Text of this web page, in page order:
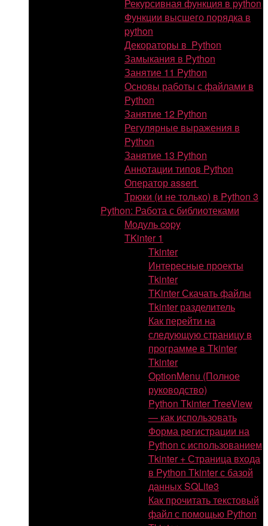
Рекурсивная функция в python
Функции высшего порядка в
python
Декораторы в Python
Замыкания в Python
Занятие 11 Python
Основы работы с файлами в
Python
Занятие 12 Python
Регулярные выражения в
Python
Занятие 13 Python
Аннотации типов Python
Оператор assert
Трюки (и не только) в Python 3
Python: Работа с библиотеками
Модуль copy
TKinter 1
Tkinter
Интересные проекты
Tkinter
TKinter Скачать файлы
Tkinter разделитель
Как перейти на
следующую страницу в
программе в Tkinter
Tkinter
OptionMenu (Полное
руководство)
Python Tkinter TreeView
— как использовать
Форма регистрации на
Python с использованием
Tkinter + Страница входа
в Python Tkinter с базой
данных SQLite3
Как прочитать текстовый
файл с помощью Python